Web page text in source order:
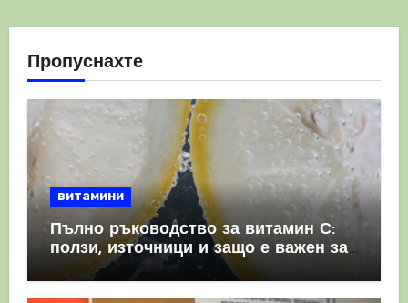
Пропуснахте
витамини
Пълно ръководство за витамин С:
ползи, източници и защо е важен за
имунната система